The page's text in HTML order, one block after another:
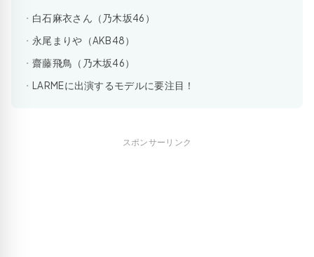
白石麻衣さん（乃木坂46）
永尾まりや（AKB48）
齋藤飛鳥（乃木坂46）
LARMEに出演するモデルに要注目！
スポンサーリンク